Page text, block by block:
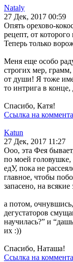
Nataly
27 Дек, 2017 00:59
Опять орехово-
рецепт, от
Теперь только
Меня еще особо
строгих мер,
от души! Я тоже
то интрига в
Спасибо, Катя!
Ссылка на
Katun
27 Дек, 2017 11:27
Ооо, эта Фея
по моей
едУ, пока не
главное, чтобы
запасено, на
а потом,
дегустаторов
научилась?” и
их :))
Спасибо, Наташа!
Ссылка на